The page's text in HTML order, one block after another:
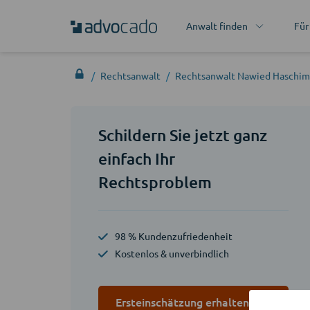
Anwalt finden
Rechtsanwalt Rechtsanwalt Nawied
Schildern Sie jetzt ganz
einfach Ihr
Rechtsproblem
98 % Kundenzufriedenheit
Kostenlos & unverbindlich
Ersteinschätzung erhalten